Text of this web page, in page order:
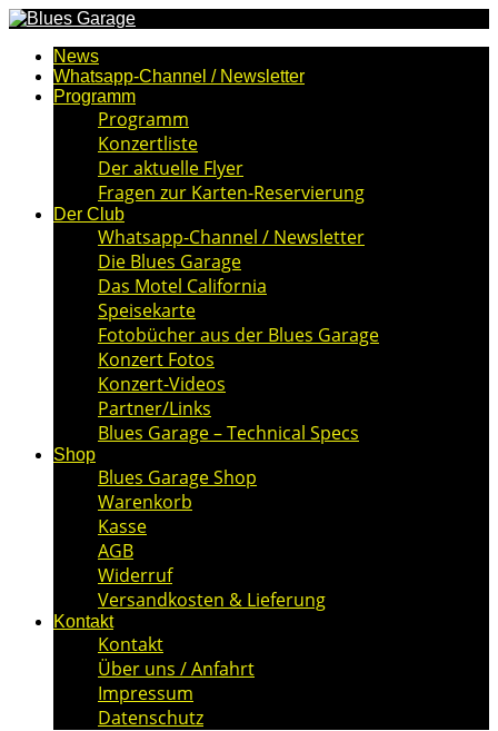
News
Whatsapp-Channel / Newsletter
Programm
Programm
Konzertliste
Der aktuelle Flyer
Fragen zur Karten-Reservierung
Der Club
Whatsapp-Channel / Newsletter
Die Blues Garage
Das Motel California
Speisekarte
Fotobücher aus der Blues Garage
Konzert Fotos
Konzert-Videos
Partner/Links
Blues Garage – Technical Specs
Shop
Blues Garage Shop
Warenkorb
Kasse
AGB
Widerruf
Versandkosten & Lieferung
Kontakt
Kontakt
Über uns / Anfahrt
Impressum
Datenschutz